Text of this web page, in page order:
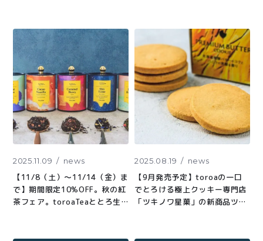
チーズ使用キャラメルバターク
リームとラムレーズンをサンド
ッキーをお届け
2025.11.09 news
【11/8（土）〜11/14（金）ま
で】期間限定10%OFF。秋の紅
茶フェア。toroaTeaととろ生
2025.08.19 news
【9月発売予定】toroaの一口
でとろける極上クッキー専門店
「ツキノワ星菓」の新商品ツキ